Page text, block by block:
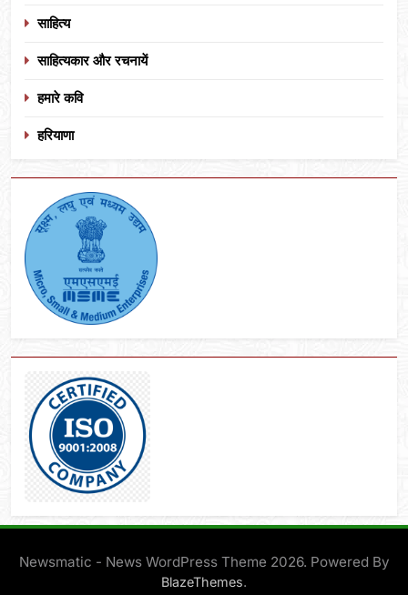
साहित्य
साहित्यकार और रचनायें
हमारे कवि
हरियाणा
Newsmatic - News WordPress Theme 2026. Powered By
BlazeThemes.